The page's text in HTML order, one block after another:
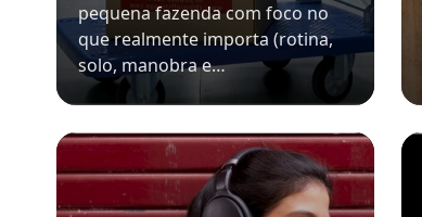
pequena fazenda com foco no
que realmente importa (rotina,
solo, manobra e…